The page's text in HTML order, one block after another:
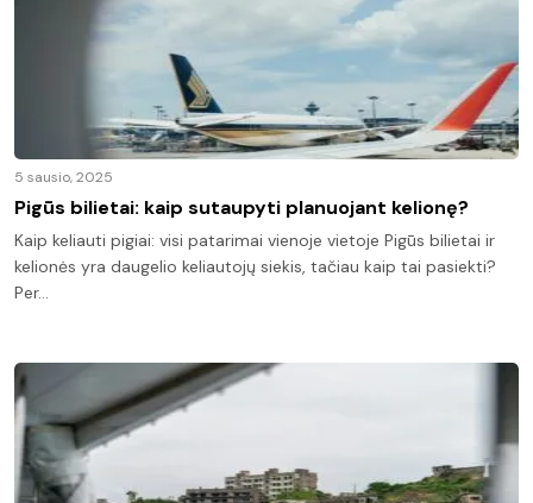
5 sausio, 2025
Pigūs bilietai: kaip sutaupyti planuojant kelionę?
Kaip keliauti pigiai: visi patarimai vienoje vietoje Pigūs bilietai ir
kelionės yra daugelio keliautojų siekis, tačiau kaip tai pasiekti?
Per…